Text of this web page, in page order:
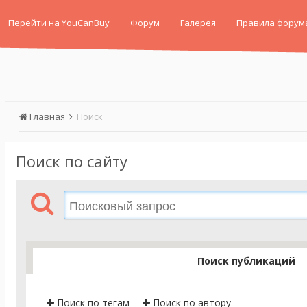
Перейти на YouCanBuy Форум Галерея Правила
Главная Поиск
Поиск по сайту
Поиск публикаций
Поиск по тегам Поиск по автору